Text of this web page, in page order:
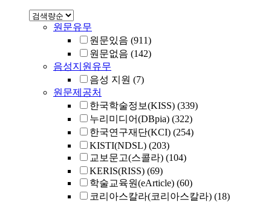
원문유무
원문있음 (911)
원문없음 (142)
음성지원유무
음성 지원 (7)
원문제공처
한국학술정보(KISS) (339)
누리미디어(DBpia) (322)
한국연구재단(KCI) (254)
KISTI(NDSL) (203)
교보문고(스콜라) (104)
KERIS(RISS) (69)
학술교육원(eArticle) (60)
코리아스칼라(코리아스칼라) (18)